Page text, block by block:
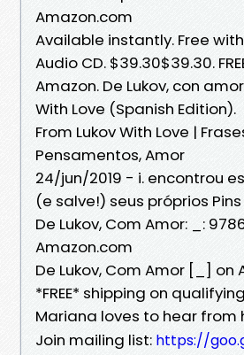
Amazon.com
Available instantly. Free
Audio CD. $39.30$39.30.
Amazon. De Lukov, con
With Love (Spanish Edition).
From Lukov With Love |
Pensamentos, Amor
24/jun/2019 - i. encontrou
(e salve!) seus próprios
De Lukov, Com Amor: _:
Amazon.com
De Lukov, Com Amor [_] on
*FREE* shipping on
Mariana loves to hear from
Join mailing list: https://